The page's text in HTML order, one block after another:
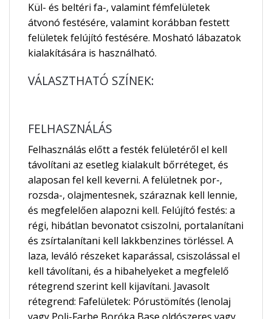
Kül- és beltéri fa-, valamint fémfelületek
átvonó festésére, valamint korábban festett
felületek felújító festésére. Mosható lábazatok
kialakítására is használható.
VÁLASZTHATÓ SZÍNEK:
FELHASZNÁLÁS
Felhasználás előtt a festék felületéről el kell
távolítani az esetleg kialakult bőrréteget, és
alaposan fel kell keverni. A felületnek por-,
rozsda-, olajmentesnek, száraznak kell lennie,
és megfelelően alapozni kell. Felújító festés: a
régi, hibátlan bevonatot csiszolni, portalanítani
és zsírtalanítani kell lakkbenzines törléssel. A
laza, leváló részeket kaparással, csiszolással el
kell távolítani, és a hibahelyeket a megfelelő
rétegrend szerint kell kijavítani. Javasolt
rétegrend: Fafelületek: Pórustömítés (lenolaj